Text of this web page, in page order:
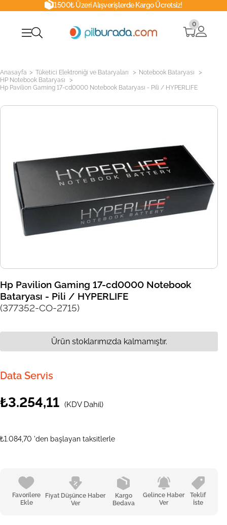
1500₺ Üzeri Alışverişlerde Kargo Ücretsiz!
0
Anasayfa > Tüketici Elektroniği ve Bataryaları > Notebook Bataryası >
HP Notebook Bataryası >
Hp Pavilion Gaming 17-cd0000 Notebook Bataryası - Pili / HYPERLIFE
Hp Pavilion Gaming 17-cd0000 Notebook
Bataryası - Pili / HYPERLIFE
(377352-CO-2715)
Data Servis
₺3.254,11 (KDV Dahil)
₺1.084,70 'den başlayan taksitlerle
Favorilere
Ekle
Fiyat Düşünce Haber
Ver
Kargo
Bedava
Gelince Haber
Ver
Teklif
İste
Ürün stoklarımızda kalmamıştır.